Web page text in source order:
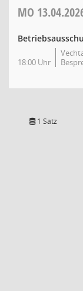
MO
18:00 Uhr
1 Satz